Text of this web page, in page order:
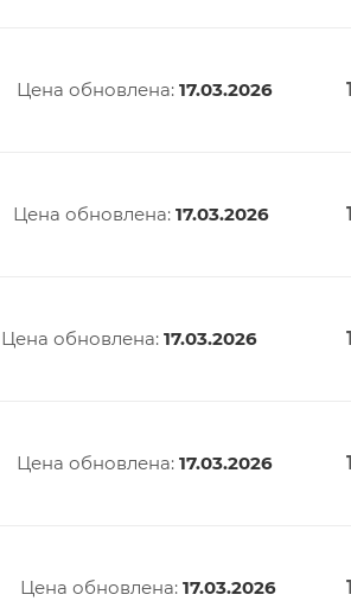
Цена обновлена: 17.03.2026
Цена обновлена: 17.03.2026
Цена обновлена: 17.03.2026
Цена обновлена: 17.03.2026
Цена обновлена: 17.03.2026